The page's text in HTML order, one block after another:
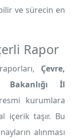
ve sürecin en
Rapor
Çevre,
İl
kurumlara
içerik taşır. Bu
alınması